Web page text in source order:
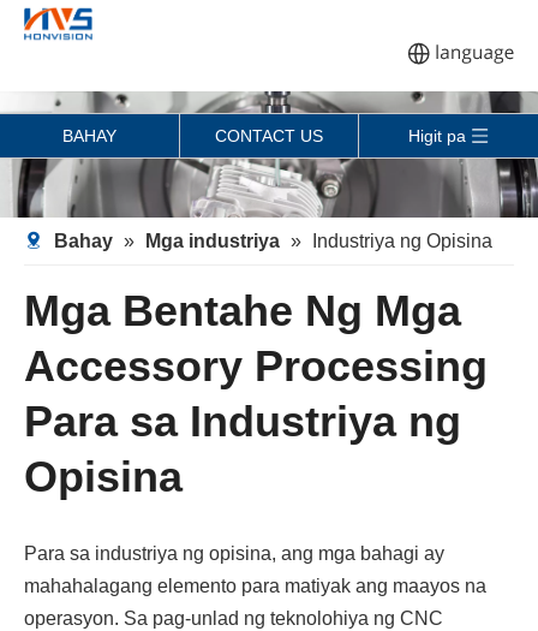
BAHAY CONTACT US Higit pa
Bahay » Mga industriya » Industriya ng Opisina
Mga Bentahe Ng Mga
Accessory Processing
Para sa Industriya ng
Opisina
Para sa industriya ng opisina, ang mga bahagi ay
mahahalagang elemento para matiyak ang maayos na
operasyon. Sa pag-unlad ng teknolohiya ng CNC